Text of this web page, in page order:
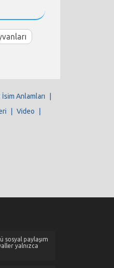
İsim Anlamları
Video
paylaşım
yalnızca